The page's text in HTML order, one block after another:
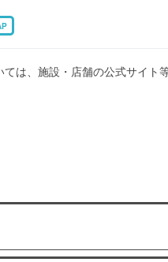
は、施設・店舗の公式サイト